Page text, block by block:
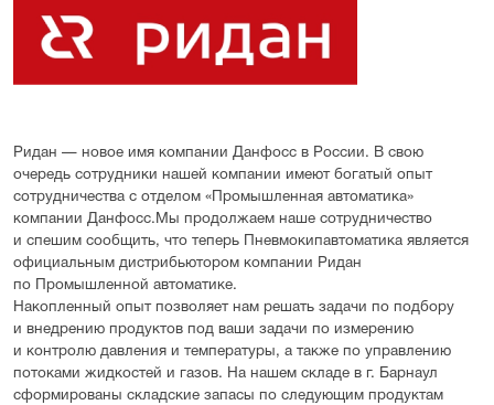
Ридан — новое имя компании Данфосс в России. В свою
очередь сотрудники нашей компании имеют богатый опыт
сотрудничества с отделом «Промышленная автоматика»
компании Данфосс.Мы продолжаем наше сотрудничество
и спешим сообщить, что теперь Пневмокипавтоматика является
официальным дистрибьютором компании Ридан
по Промышленной автоматике.
Накопленный опыт позволяет нам решать задачи по подбору
и внедрению продуктов под ваши задачи по измерению
и контролю давления и температуры, а также по управлению
потоками жидкостей и газов. На нашем складе в г. Барнаул
сформированы складские запасы по следующим продуктам